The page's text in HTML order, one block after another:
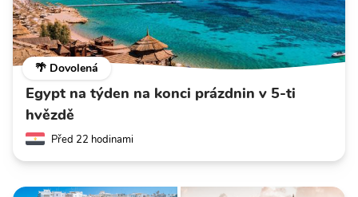
🌴 Dovolená
Egypt na týden na konci prázdnin v 5-ti
hvězdě
Před 22 hodinami